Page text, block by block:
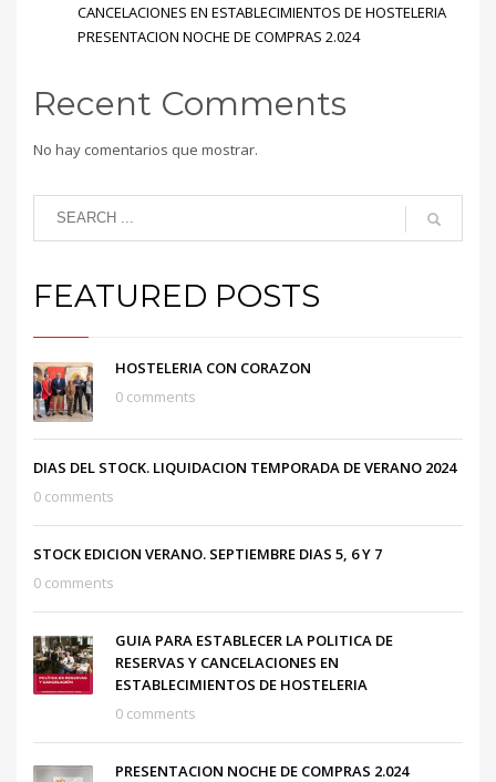
CANCELACIONES EN ESTABLECIMIENTOS DE HOSTELERIA
PRESENTACION NOCHE DE COMPRAS 2.024
Recent Comments
No hay comentarios que mostrar.
FEATURED POSTS
HOSTELERIA CON CORAZON
0 comments
DIAS DEL STOCK. LIQUIDACION TEMPORADA DE VERANO 2024
0 comments
STOCK EDICION VERANO. SEPTIEMBRE DIAS 5, 6 Y 7
0 comments
GUIA PARA ESTABLECER LA POLITICA DE
RESERVAS Y CANCELACIONES EN
ESTABLECIMIENTOS DE HOSTELERIA
0 comments
PRESENTACION NOCHE DE COMPRAS 2.024